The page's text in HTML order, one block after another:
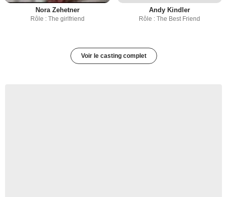
Nora Zehetner
Rôle : The girlfriend
Andy Kindler
Rôle : The Best Friend
Voir le casting complet